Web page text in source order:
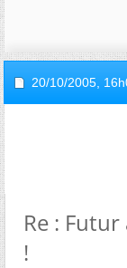
20/10/2005,
Re :
!